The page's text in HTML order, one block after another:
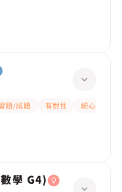
題/試題 有耐性 細心
學 G4)